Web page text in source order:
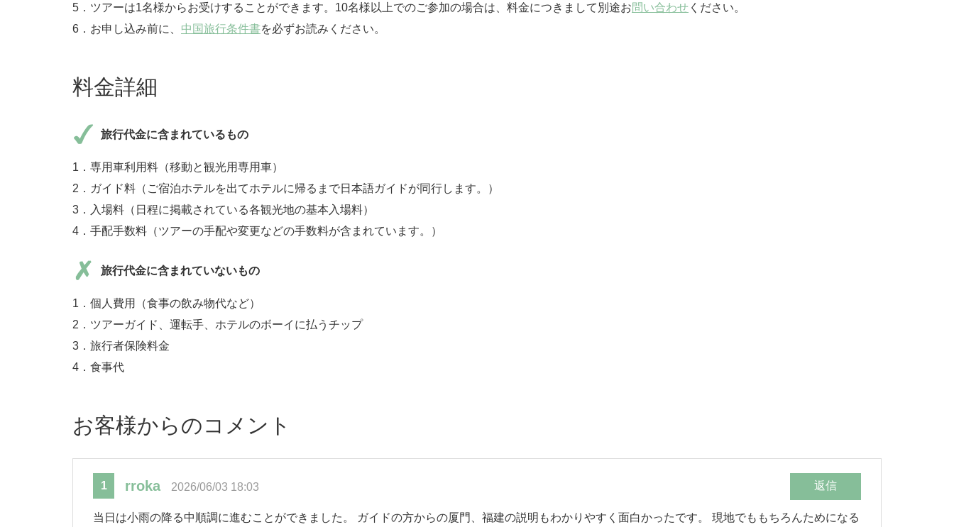
5．ツアーは1名様からお受けすることができます。10名様以上でのご参加の場合は、料金につきまして別途お問い合わせ ください。
6．お申し込み前に、 中国旅行条件書を必ずお読みください。
料金詳細
旅行代金に含まれているもの
1．専用車利用料（移動と観光用専用車）
2．ガイド料（ご宿泊ホテルを出てホテルに帰るまで日本語ガイドが同行します。）
3．入場料（日程に掲載されている各観光地の基本入場料）
4．手配手数料（ツアーの手配や変更などの手数料が含まれています。）
旅行代金に含まれていないもの
1．個人費用（食事の飲み物代など）
2．ツアーガイド、運転手、ホテルのボーイに払うチップ
3．旅行者保険料金
4．食事代
お客様からのコメント
1 rroka 2026/06/03 18:03 返信
当日は小雨の降る中順調に進むことができました。 ガイドの方からの厦門、福建の説明もわかりやすく面白かったです。 現地でももちろんためになる